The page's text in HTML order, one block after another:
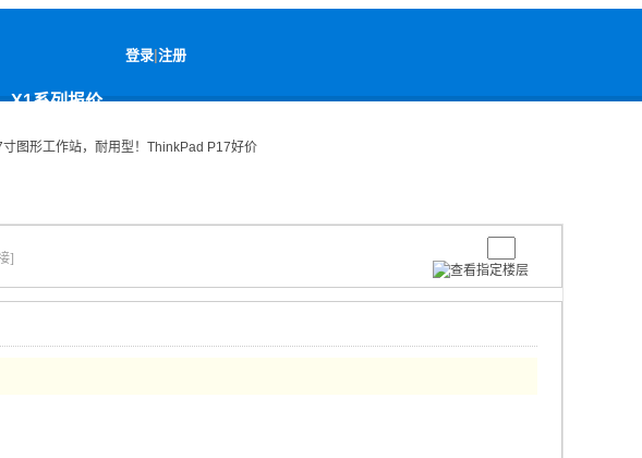
X1系列报价
登录 注册
图形工作站，耐用型！ThinkPad P17好价
]